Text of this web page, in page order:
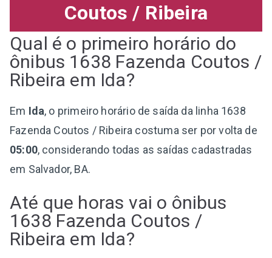
Coutos / Ribeira
Qual é o primeiro horário do
ônibus 1638 Fazenda Coutos /
Ribeira em Ida?
Em Ida, o primeiro horário de saída da linha 1638
Fazenda Coutos / Ribeira costuma ser por volta de
05:00, considerando todas as saídas cadastradas
em Salvador, BA.
Até que horas vai o ônibus
1638 Fazenda Coutos /
Ribeira em Ida?